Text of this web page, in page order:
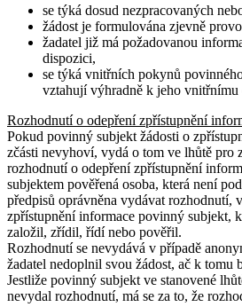
se týká dosud nezpracovaných
žádost je formulována zjevně
žadatel již má požadovanou
dispozici,
se týká vnitřních pokynů
vztahují výhradně k jeho vnitřnímu
Rozhodnutí o odepření zpřístupnění
Pokud povinný subjekt žádosti o
zčásti nevyhoví, vydá o tom ve lhůtě pro
rozhodnutí o odepření zpřístupnění
subjektem pověřená osoba, která není
předpisů oprávněna vydávat rozhodnutí,
zpřístupnění informace povinný subjekt,
založil, zřídil, řídí nebo pověřil.
Rozhodnutí se nevydává v případě
žadatel nedoplnil svou žádost, ač k tomu
Jestliže povinný subjekt ve stanovené
nevydal rozhodnutí, má se za to, že